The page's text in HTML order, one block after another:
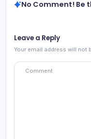
No Comment! Be
Leave a Reply
Your email address will not